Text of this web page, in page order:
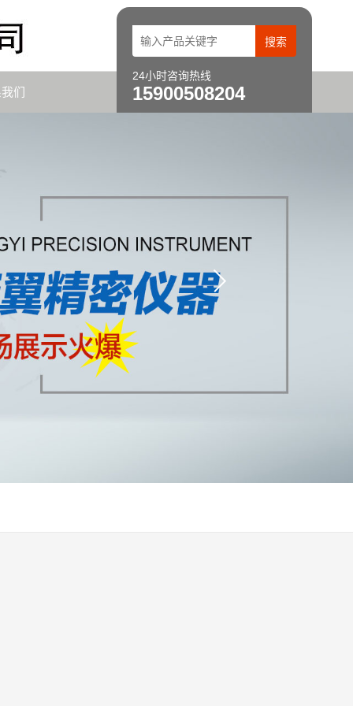
24小时咨询热线
15900508204
们